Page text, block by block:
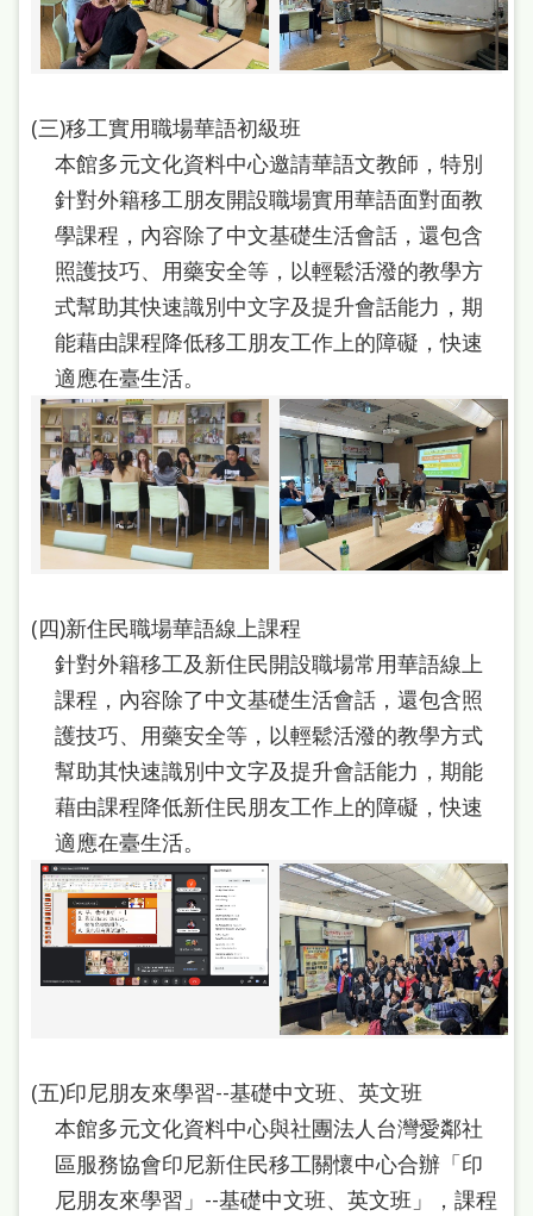
網
兒
版
詞
彙
台
北
陳
English
本
語
隱
及
(三)移工實用職場華語初級班
本館多元文化資料中心邀請華語文教師，特別
針對外籍移工朋友開設職場實用華語面對面教
學課程，內容除了中文基礎生活會話，還包含
照護技巧、用藥安全等，以輕鬆活潑的教學方
式幫助其快速識別中文字及提升會話能力，期
能藉由課程降低移工朋友工作上的障礙，快速
適應在臺生活。
(四)新住民職場華語線上課程
針對外籍移工及新住民開設職場常用華語線上
課程，內容除了中文基礎生活會話，還包含照
護技巧、用藥安全等，以輕鬆活潑的教學方式
幫助其快速識別中文字及提升會話能力，期能
藉由課程降低新住民朋友工作上的障礙，快速
適應在臺生活。
(五)印尼朋友來學習--基礎中文班、英文班
本館多元文化資料中心與社團法人台灣愛鄰社
區服務協會印尼新住民移工關懷中心合辦「印
尼朋友來學習」--基礎中文班、英文班」，課程